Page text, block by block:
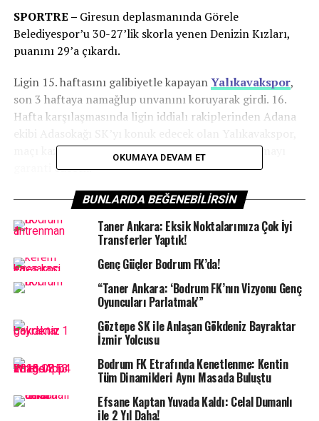
SPORTRE – Giresun deplasmanında Görele
Belediyespor’u 30-27’lik skorla yenen Denizin Kızları,
puanını 29’a çıkardı.
Ligin 15. haftasını galibiyetle kapayanYalıkavakspor,
son 3 haftaya namağlup unvanını koruyarak girdi. 16.
Hafta karşılaşmasında ligin iddialı rakiplerinden Adana
maçı kazanması halinde igi lider olarak tamamlamayı
garanti edecek.
Yalıkavakspor BaşkanıMehmetEsenSportre’ye yaptığı
açıklamada,
noktada kalabilmektir”diyerek şunları söyledi:
“Geçen sezonu Türkiye Şampiyonluğu ile
tamamlayan Yalıkavakspor’un bu sezonuda
şampiyonlukla tamamlamasına 1 saat kaldı.
Önümüzdeki hafta sahamızda Adasokağı ile
oynayacağımız maçı kazandığımızda ligi lider
bitirmeyi garantiliyeceğiz. Sonrası play-off
mücadelemiz başlayacak. Yakaladığımız başarıyı
OKUMAYA DEVAM ET
BUNLARIDA BEĞENEBILIRSIN
Taner Ankara: Eksik Noktalarımıza Çok İyi
Transferler Yaptık!
Genç Güçler Bodrum FK’da!
“Taner Ankara: ‘Bodrum FK’nın Vizyonu Genç
Oyuncuları Parlatmak'”
Göztepe SK ile Anlaşan Gökdeniz Bayraktar
İzmir Yolcusu
Bodrum FK Etrafında Kenetlenme: Kentin
Tüm Dinamikleri Aynı Masada Buluştu
Efsane Kaptan Yuvada Kaldı: Celal Dumanlı
ile 2 Yıl Daha!